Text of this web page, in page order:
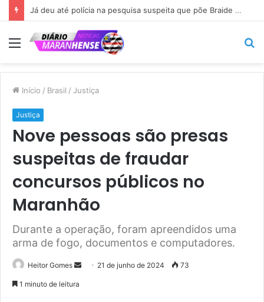
Já deu até polícia na pesquisa suspeita que põe Braide nas alturas…
Menu
Início / Brasil / Justiça
Justiça
Nove pessoas são presas
suspeitas de fraudar
concursos públicos no
Maranhão
Durante a operação, foram apreendidos uma
arma de fogo, documentos e computadores.
Heitor Gomes
Mande21 de junho de 2024 73
1 minuto de leitura